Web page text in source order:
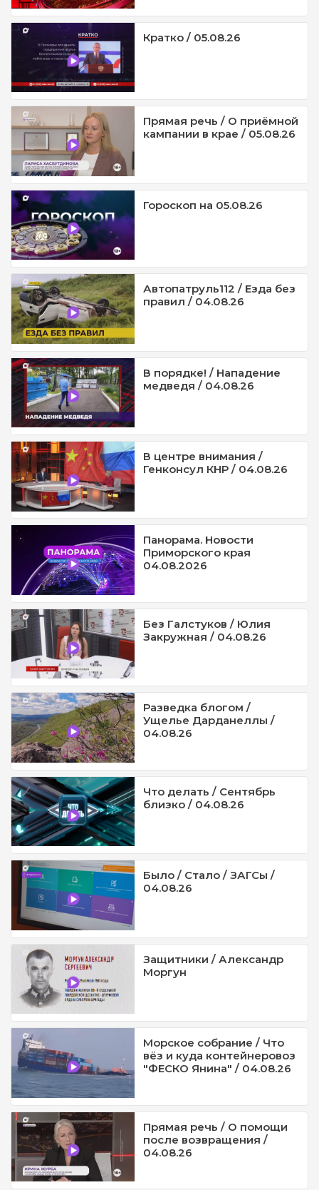
Кратко / 05.08.26
Прямая речь / О приёмной
кампании в крае / 05.08.26
Гороскоп на 05.08.26
Автопатруль112 / Езда без
правил / 04.08.26
В порядке! / Нападение
медведя / 04.08.26
В центре внимания /
Генконсул КНР / 04.08.26
Панорама. Новости
Приморского края
04.08.2026
Без Галстуков / Юлия
Закружная / 04.08.26
Разведка блогом /
Ущелье Дарданеллы /
04.08.26
Что делать / Сентябрь
близко / 04.08.26
Было / Стало / ЗАГСы /
04.08.26
Защитники / Александр
Моргун
Морское собрание / Что
вёз и куда контейнеровоз
"ФЕСКО Янина" / 04.08.26
Прямая речь / О помощи
после возвращения /
04.08.26